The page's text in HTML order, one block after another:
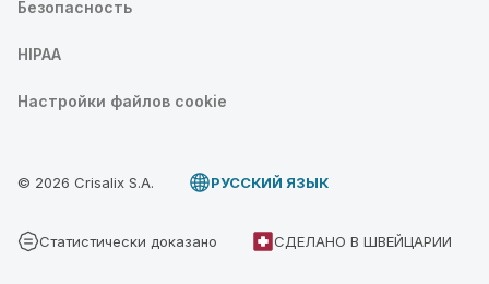
Безопасность
HIPAA
Настройки файлов cookie
© 2026 Crisalix S.A. PУССКИЙ ЯЗЫК
Статистически доказано СДЕЛАНО В ШВЕЙЦАРИИ